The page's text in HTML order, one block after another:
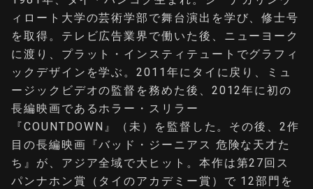
ィロート大学の芸術学部で舞台演出を学び、修士号
を取得。テレビ広告業界で働いた後、ニューヨーク
に渡り、プラット・インスティテュートでグラフィ
ックデザインを学ぶ。2011年にタイに戻り、ミュ
ージックビデオの監督を務めた後、2012年に初の
長編映画であるホラー・スリラー
『COUNTDOWN』（未）を監督した。その後、2作
目の長編映画『バッド・ジーニアス 危険な天才た
ち』が、アジア全域で大ヒット。本作は第27回ス
パンナホン賞（タイのアカデミー賞）で 12部門を